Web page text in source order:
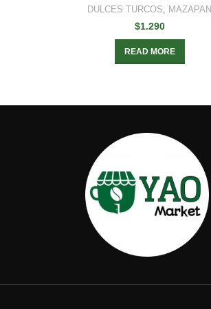
DULCES TURCOS, MAZAPAN
$1.290
READ MORE